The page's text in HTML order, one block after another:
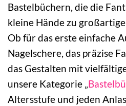
Bastelbüchern, die die
kleine Hände zu
Ob für das erste einfache
Nagelschere, das präzise
das Gestalten mit
unsere Kategorie „
Altersstufe und jeden